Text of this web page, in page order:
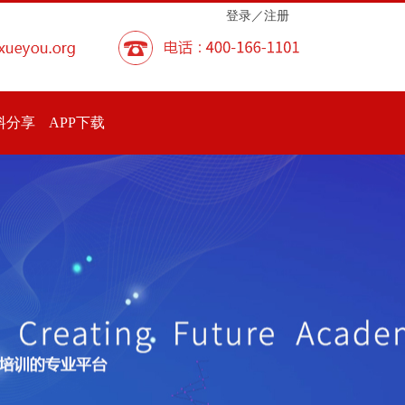
登录／注册
分享 APP下载